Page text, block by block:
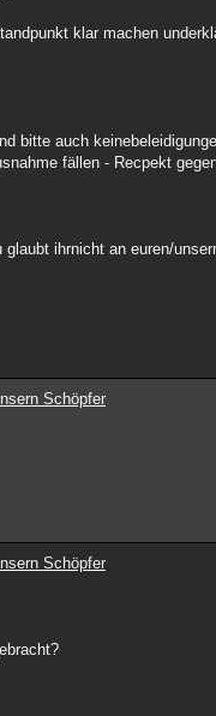
klar machen
bitte auch
fällen - Recpekt
ihrnicht an euren/
Schöpfer
Schöpfer